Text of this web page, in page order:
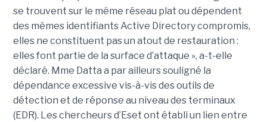
se trouvent sur le même réseau plat ou dépendent
des mêmes identifiants Active Directory compromis,
elles ne constituent pas un atout de restauration :
elles font partie de la surface d’attaque », a-t-elle
déclaré. Mme Datta a par ailleurs souligné la
dépendance excessive vis-à-vis des outils de
détection et de réponse au niveau des terminaux
(EDR). Les chercheurs d’Eset ont établi un lien entre